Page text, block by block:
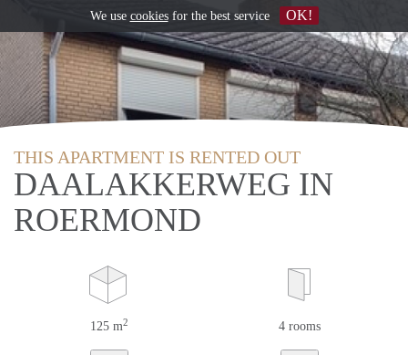
THIS APARTMENT IS RENTED OUT
DAALAKKERWEG IN
ROERMOND
125 m2 4 rooms
We use cookiesfor the best service OK!